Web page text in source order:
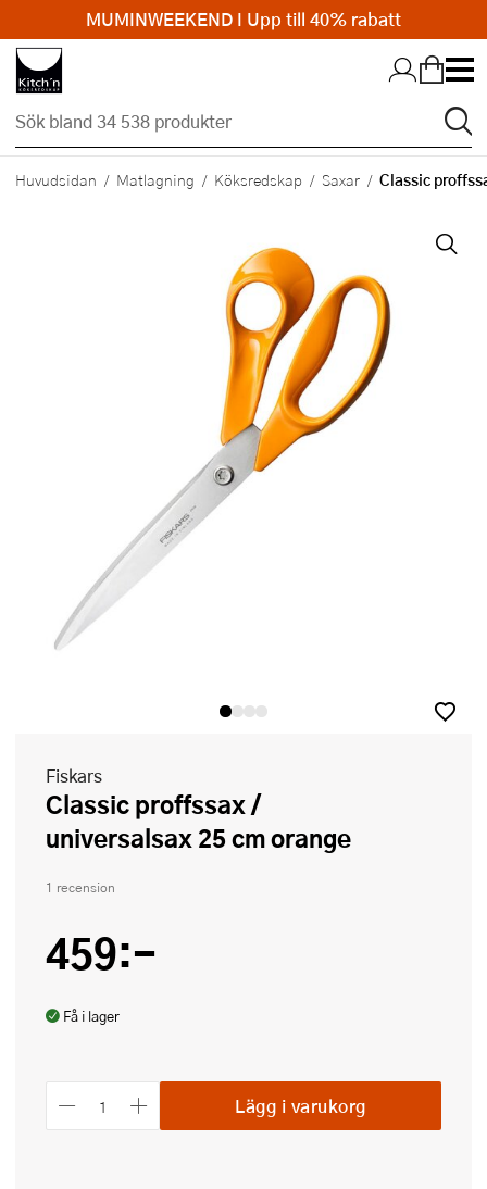
Hopp till huvudinnehållet
Huvudsidan Matlagning Köksredskap Saxar Classic
Fiskars
Classic proffssax /
universalsax 25 cm orange
1 recension
459:-
Få i lager
Lägg i varukorg
MUMINWEEKEND I Upp till 40% rabatt